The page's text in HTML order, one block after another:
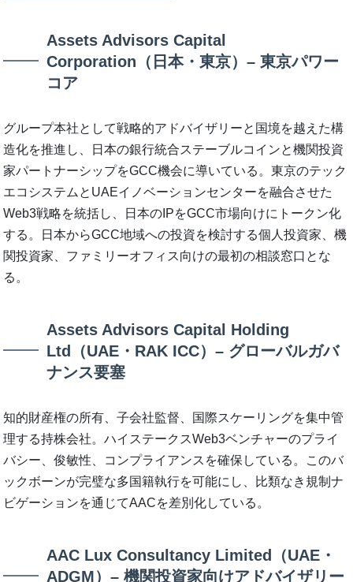
Assets Advisors Capital
Corporation（日本・東京）– 東京パワー
コア
グループ本社として戦略的アドバイザリーと国境を越えた構
造化を推進し、日本の銀行統合ステーブルコインと機関投資
家パートナーシップをGCC機会に導いている。東京のテック
エコシステムとUAEイノベーションセンターを融合させた
Web3戦略を統括し、日本のIPをGCC市場向けにトークン化
する。日本からGCC地域への投資を検討する個人投資家、機
関投資家、ファミリーオフィス向けの最初の相談窓口とな
る。
Assets Advisors Capital Holding
Ltd（UAE・RAK ICC）– グローバルガバ
ナンス要塞
知的財産権の所有、子会社監督、国際スケーリングを集中管
理する持株会社。ハイステークスWeb3ベンチャーのプライ
バシー、俊敏性、コンプライアンスを確保している。このバ
ックボーンが完璧な多国籍執行を可能にし、比類なき規制ナ
ビゲーションを通じてAACを差別化している。
AAC Lux Consultancy Limited（UAE・
ADGM）– 機関投資家向けアドバイザリー